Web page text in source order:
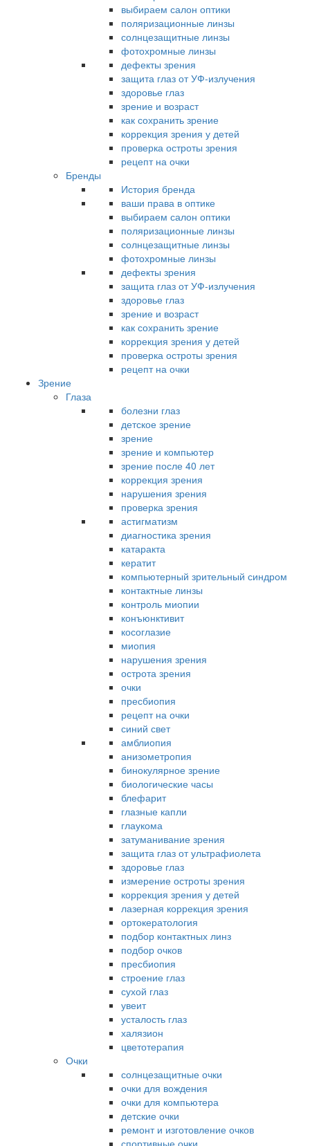
выбираем салон оптики
поляризационные линзы
солнцезащитные линзы
фотохромные линзы
дефекты зрения
защита глаз от УФ-излучения
здоровье глаз
зрение и возраст
как сохранить зрение
коррекция зрения у детей
проверка остроты зрения
рецепт на очки
Бренды
История бренда
ваши права в оптике
выбираем салон оптики
поляризационные линзы
солнцезащитные линзы
фотохромные линзы
дефекты зрения
защита глаз от УФ-излучения
здоровье глаз
зрение и возраст
как сохранить зрение
коррекция зрения у детей
проверка остроты зрения
рецепт на очки
Зрение
Глаза
болезни глаз
детское зрение
зрение
зрение и компьютер
зрение после 40 лет
коррекция зрения
нарушения зрения
проверка зрения
астигматизм
диагностика зрения
катаракта
кератит
компьютерный зрительный синдром
контактные линзы
контроль миопии
конъюнктивит
косоглазие
миопия
нарушения зрения
острота зрения
очки
пресбиопия
рецепт на очки
синий свет
амблиопия
анизометропия
бинокулярное зрение
биологические часы
блефарит
глазные капли
глаукома
затуманивание зрения
защита глаз от ультрафиолета
здоровье глаз
измерение остроты зрения
коррекция зрения у детей
лазерная коррекция зрения
ортокератология
подбор контактных линз
подбор очков
пресбиопия
строение глаз
сухой глаз
увеит
усталость глаз
халязион
цветотерапия
Очки
солнцезащитные очки
очки для вождения
очки для компьютера
детские очки
ремонт и изготовление очков